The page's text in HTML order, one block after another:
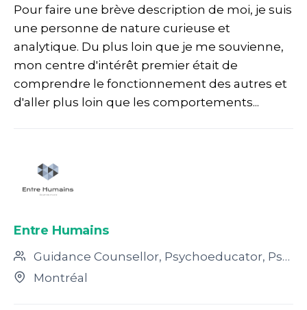
Pour faire une brève description de moi, je suis
une personne de nature curieuse et
analytique. Du plus loin que je me souvienne,
mon centre d'intérêt premier était de
comprendre le fonctionnement des autres et
d'aller plus loin que les comportements...
Entre Humains
Guidance Counsellor, Psychoeducator, Psychologist, Sex Therapist, Social Worker, Doctoral Candidate in Psychology, Hypnotherapist, Other, Psychosocial Worker, Psychotherapist
Montréal